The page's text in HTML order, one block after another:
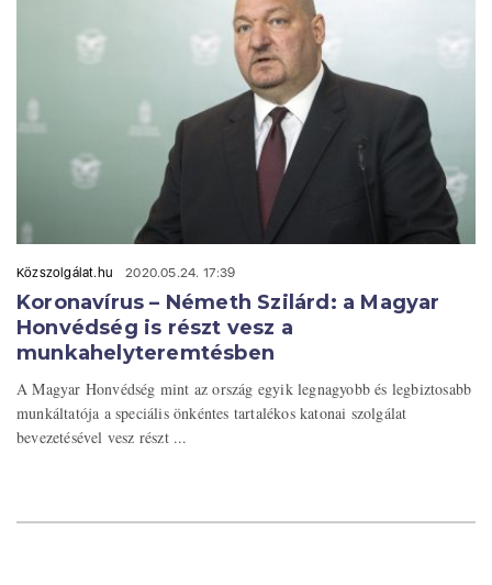
Közszolgálat.hu 2020.05.24. 17:39
Koronavírus – Németh Szilárd: a Magyar
Honvédség is részt vesz a
munkahelyteremtésben
A Magyar Honvédség mint az ország egyik legnagyobb és legbiztosabb
munkáltatója a speciális önkéntes tartalékos katonai szolgálat
bevezetésével vesz részt ...